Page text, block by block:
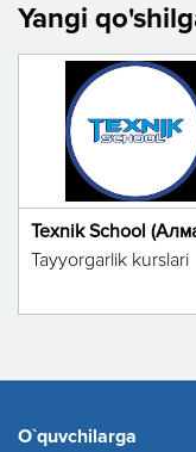
Yangi
Texnik School
Tayyorgarlik kurslari
O`quvchilarga